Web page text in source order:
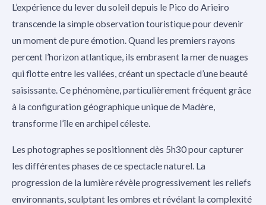
L’expérience du lever du soleil depuis le Pico do Arieiro
transcende la simple observation touristique pour devenir
un moment de pure émotion. Quand les premiers rayons
percent l’horizon atlantique, ils embrasent la mer de nuages
qui flotte entre les vallées, créant un spectacle d’une beauté
saisissante. Ce phénomène, particulièrement fréquent grâce
à la configuration géographique unique de Madère,
transforme l’île en archipel céleste.
Les photographes se positionnent dès 5h30 pour capturer
les différentes phases de ce spectacle naturel. La
progression de la lumière révèle progressivement les reliefs
environnants, sculptant les ombres et révélant la complexité